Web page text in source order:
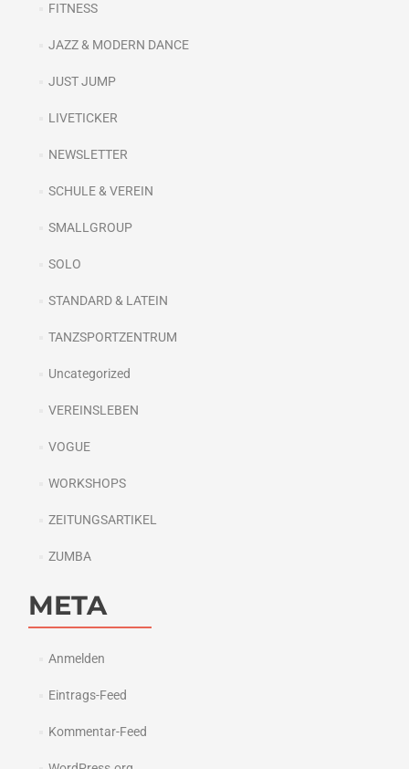
FITNESS
JAZZ & MODERN DANCE
JUST JUMP
LIVETICKER
NEWSLETTER
SCHULE & VEREIN
SMALLGROUP
SOLO
STANDARD & LATEIN
TANZSPORTZENTRUM
Uncategorized
VEREINSLEBEN
VOGUE
WORKSHOPS
ZEITUNGSARTIKEL
ZUMBA
META
Anmelden
Eintrags-Feed
Kommentar-Feed